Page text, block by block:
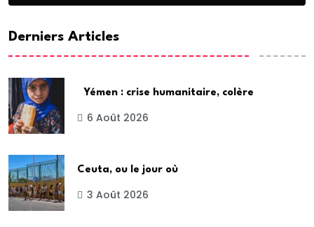
Derniers Articles
Yémen : crise humanitaire, colère
6 Août 2026
Ceuta, ou le jour où
3 Août 2026